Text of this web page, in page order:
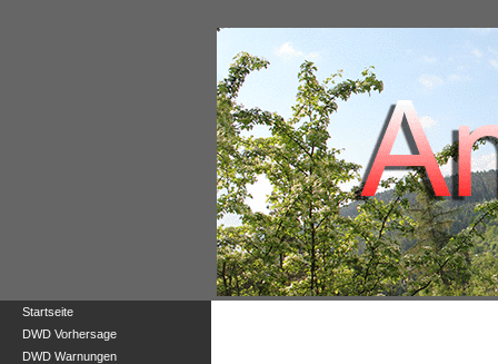
Startseite
DWD Vorhersage
DWD Warnungen